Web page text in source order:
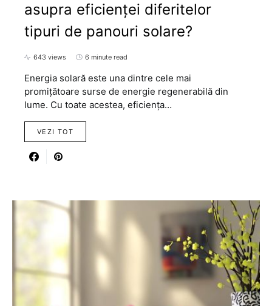
asupra eficienței diferitelor
tipuri de panouri solare?
643 views 6 minute read
Energia solară este una dintre cele mai
promițătoare surse de energie regenerabilă din
lume. Cu toate acestea, eficiența…
VEZI TOT